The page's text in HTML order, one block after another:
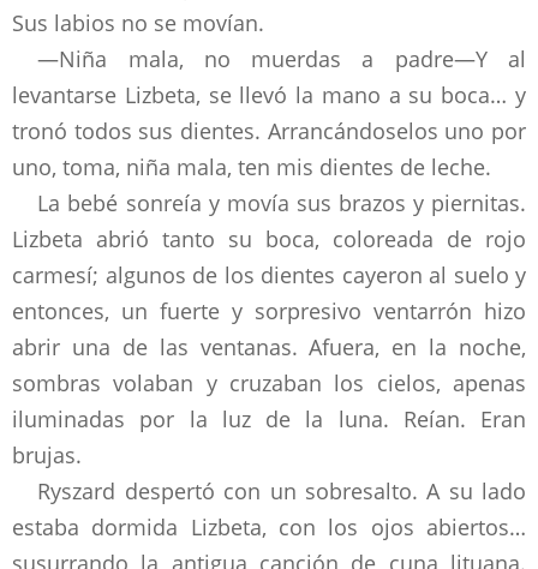
Sus labios no se movían.
—Niña mala, no muerdas a padre—Y al
levantarse Lizbeta, se llevó la mano a su boca… y
tronó todos sus dientes. Arrancándoselos uno por
uno, toma, niña mala, ten mis dientes de leche.
La bebé sonreía y movía sus brazos y piernitas.
Lizbeta abrió tanto su boca, coloreada de rojo
carmesí; algunos de los dientes cayeron al suelo y
entonces, un fuerte y sorpresivo ventarrón hizo
abrir una de las ventanas. Afuera, en la noche,
sombras volaban y cruzaban los cielos, apenas
iluminadas por la luz de la luna. Reían. Eran
brujas.
Ryszard despertó con un sobresalto. A su lado
estaba dormida Lizbeta, con los ojos abiertos…
susurrando la antigua canción de cuna lituana.